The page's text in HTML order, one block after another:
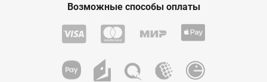
Возможные способы оплаты